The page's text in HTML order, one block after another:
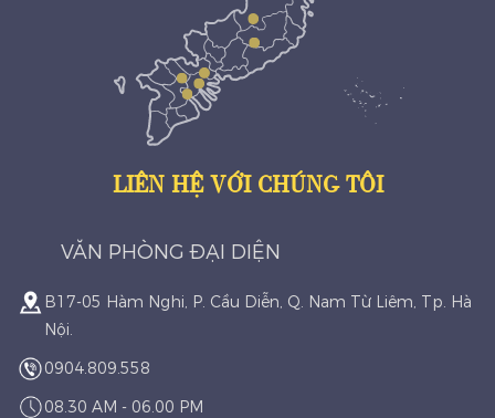
LIÊN HỆ VỚI CHÚNG TÔI
VĂN PHÒNG ĐẠI DIỆN
B17-05 Hàm Nghi, P. Cầu Diễn, Q. Nam Từ Liêm, Tp. Hà
Nội.
0904.809.558
08.30 AM - 06.00 PM